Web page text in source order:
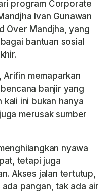
program Corporate
Ivan Gunawan
Over Mandjha, yang
bantuan sosial
Arifin memaparkan
banjir yang
ini bukan hanya
merusak sumber
nyawa
tetapi juga
Akses jalan tertutup,
pangan, tak ada air